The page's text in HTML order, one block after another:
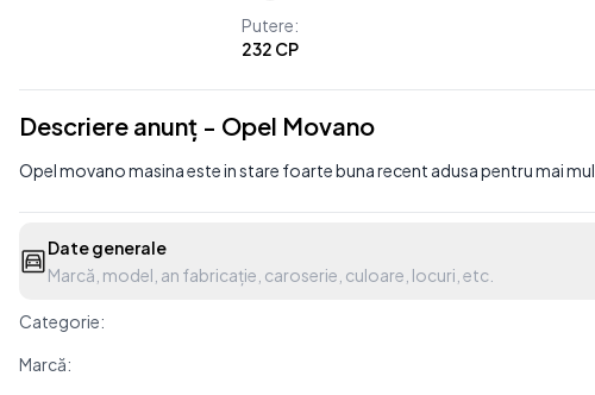
Putere:
232 CP
Descriere anunț - Opel Movano
Opel movano masina este in stare foarte buna recent adusa pentru mai
Date generale
Marcă, model, an fabricație, caroserie, culoare, locuri, etc.
Categorie:
Marcă: